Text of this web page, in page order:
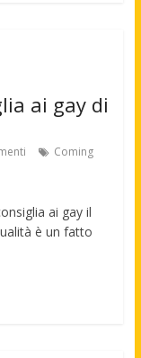
ai gay di
Coming
ai gay il
è un fatto